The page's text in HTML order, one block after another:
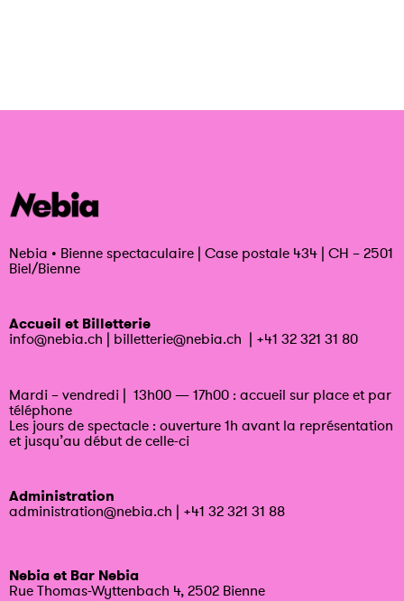
Nebia • Bienne spectaculaire | Case postale 434 | CH – 2501
Biel/Bienne
Accueil et Billetterie
info@nebia.ch | billetterie@nebia.ch | +41 32 321 31 80
Mardi – vendredi | 13h00 — 17h00 : accueil sur place et par
téléphone
Les jours de spectacle : ouverture 1h avant la représentation
et jusqu’au début de celle-ci
Administration
administration@nebia.ch | +41 32 321 31 88
Nebia et Bar Nebia
Rue Thomas-Wyttenbach 4, 2502 Bienne